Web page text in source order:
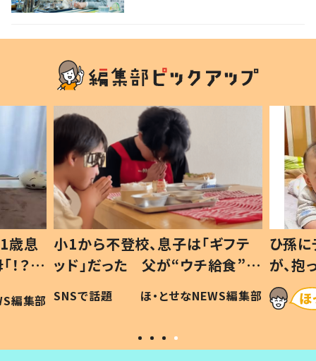
歳息
？」
編集部
小1から不登校、息子は「ギフテ
ッド」だった 父が“ウチ給食”を
作り続ける理由とは #令和の親
#令和の子
SNSで話題 ほ・とせなNEWS編集部
ひ孫
が、
「涙が
い」